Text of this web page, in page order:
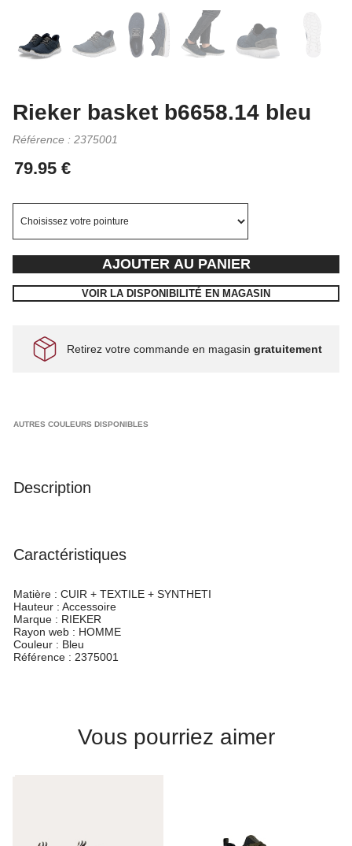
Rieker basket b6658.14 bleu
Référence : 2375001
AJOUTER AU PANIER
VOIR LA DISPONIBILITÉ EN MAGASIN
Retirez votre commande en magasin gratuitement
AUTRES COULEURS DISPONIBLES
Description
Caractéristiques
Matière : CUIR + TEXTILE + SYNTHETI
Hauteur : Accessoire
Marque : RIEKER
Rayon web : HOMME
Couleur : Bleu
Référence : 2375001
Vous pourriez aimer